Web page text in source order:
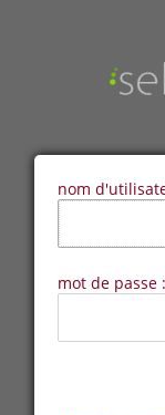
nom
mot de passe